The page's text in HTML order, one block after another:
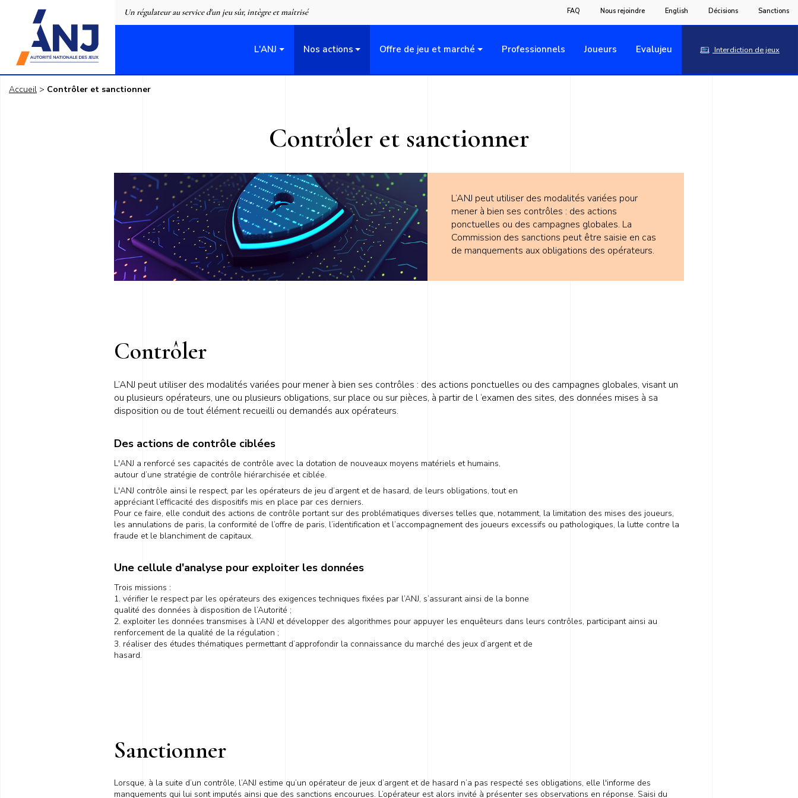
au
principal
accueil
Un régulateur au service d'un jeu sûr, intègre et maîtrisé FAQ Nous rejoindre English Décisions Sanctions
L'ANJ Nos actions Offre de jeu et marché Professionnels Joueurs Evalujeu Interdiction de jeux
Accueil Contrôler et sanctionner
Contrôler et sanctionner
L’ANJ peut utiliser des modalités variées pour
mener à bien ses contrôles : des actions
ponctuelles ou des campagnes globales. La
Commission des sanctions peut être saisie en cas
de manquements aux obligations des opérateurs.
Contrôler
L’ANJ peut utiliser des modalités variées pour mener à bien ses contrôles : des actions ponctuelles ou des campagnes globales, visant un
ou plusieurs opérateurs, une ou plusieurs obligations, sur place ou sur pièces, à partir de l ‘examen des sites, des données mises à sa
disposition ou de tout élément recueilli ou demandés aux opérateurs.
Des actions de contrôle ciblées
L'ANJ a renforcé ses capacités de contrôle avec la dotation de nouveaux moyens matériels et humains,
autour d’une stratégie de contrôle hiérarchisée et ciblée.
L'ANJ contrôle ainsi le respect, par les opérateurs de jeu d’argent et de hasard, de leurs obligations, tout en
appréciant l’efficacité des dispositifs mis en place par ces derniers.
Pour ce faire, elle conduit des actions de contrôle portant sur des problématiques diverses telles que, notamment, la limitation des mises des joueurs,
les annulations de paris, la conformité de l’offre de paris, l’identification et l’accompagnement des joueurs excessifs ou pathologiques, la lutte contre la
fraude et le blanchiment de capitaux.
Une cellule d'analyse pour exploiter les données
Trois missions :
1. vérifier le respect par les opérateurs des exigences techniques fixées par l’ANJ, s’assurant ainsi de la bonne
qualité des données à disposition de l’Autorité ;
2. exploiter les données transmises à l’ANJ et développer des algorithmes pour appuyer les enquêteurs dans leurs contrôles, participant ainsi au
renforcement de la qualité de la régulation ;
3. réaliser des études thématiques permettant d’approfondir la connaissance du marché des jeux d’argent et de
hasard.
Sanctionner
Lorsque, à la suite d’un contrôle, l’ANJ estime qu’un opérateur de jeux d’argent et de hasard n’a pas respecté ses obligations, elle l'informe des
manquements qui lui sont imputés ainsi que des sanctions encourues. L’opérateur est alors invité à présenter ses observations en réponse. Saisi du
Panneau de gestion des cookies